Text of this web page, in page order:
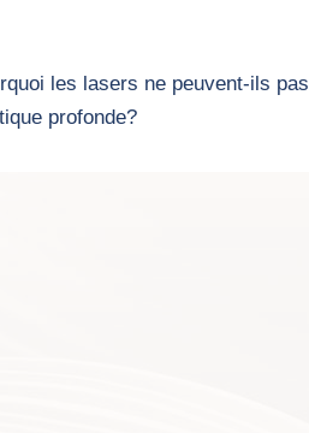
les lasers ne peuvent-ils pas
profonde?